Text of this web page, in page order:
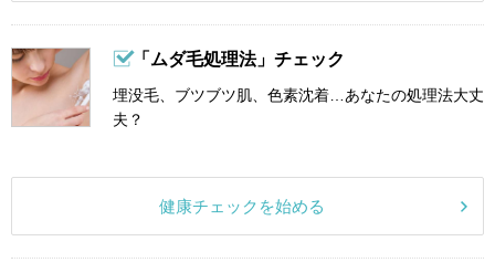
「ムダ毛処理法」チェック
埋没毛、ブツブツ肌、色素沈着…あなたの処理法大丈
夫？
健康チェックを始める